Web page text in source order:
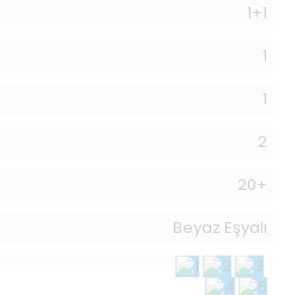
1+1
1
1
2
20+
Beyaz Eşyalı